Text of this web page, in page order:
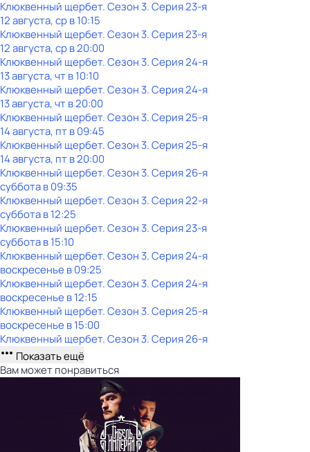
Клюквенный щербет. Сезон 3. Серия 23-я
12 августа, ср в 10:15
Клюквенный щербет. Сезон 3. Серия 23-я
12 августа, ср в 20:00
Клюквенный щербет. Сезон 3. Серия 24-я
13 августа, чт в 10:10
Клюквенный щербет. Сезон 3. Серия 24-я
13 августа, чт в 20:00
Клюквенный щербет. Сезон 3. Серия 25-я
14 августа, пт в 09:45
Клюквенный щербет. Сезон 3. Серия 25-я
14 августа, пт в 20:00
Клюквенный щербет. Сезон 3. Серия 26-я
субботав09:35
Клюквенный щербет. Сезон 3. Серия 22-я
субботав12:25
Клюквенный щербет. Сезон 3. Серия 23-я
субботав15:10
Клюквенный щербет. Сезон 3. Серия 24-я
воскресенье в09:25
Клюквенный щербет. Сезон 3. Серия 24-я
воскресенье в12:15
Клюквенный щербет. Сезон 3. Серия 25-я
воскресенье в15:00
Клюквенный щербет. Сезон 3. Серия 26-я
Показать ещё
Вам может понравиться